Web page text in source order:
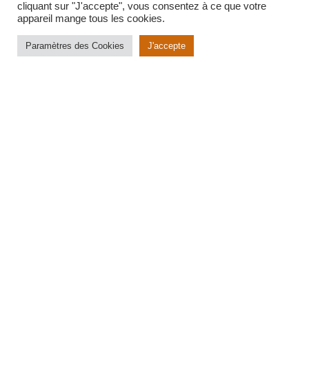
cliquant sur "J'accepte", vous consentez à ce que votre
appareil mange tous les cookies.
Paramètres des Cookies J'accepte